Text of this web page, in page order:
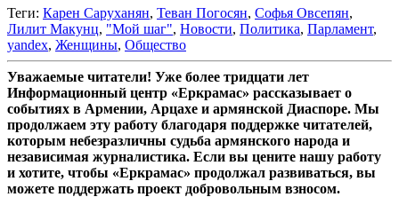
Теги: Карен Саруханян, Теван Погосян, Софья Овсепян,
Лилит Макунц, "Мой шаг", Новости, Политика, Парламент,
yandex, Женщины, Общество
Уважаемые читатели! Уже более тридцати лет
Информационный центр «Еркрамас» рассказывает о
событиях в Армении, Арцахе и армянской Диаспоре. Мы
продолжаем эту работу благодаря поддержке читателей,
которым небезразличны судьба армянского народа и
независимая журналистика. Если вы цените нашу работу
и хотите, чтобы «Еркрамас» продолжал развиваться, вы
можете поддержать проект добровольным взносом.